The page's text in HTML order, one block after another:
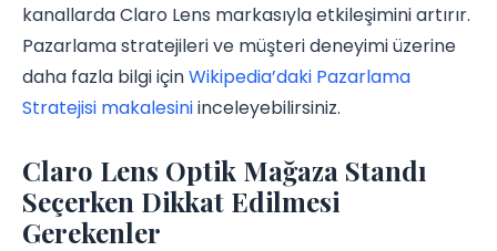
kanallarda Claro Lens markasıyla etkileşimini artırır.
Pazarlama stratejileri ve müşteri deneyimi üzerine
daha fazla bilgi içinWikipedia’daki Pazarlama
Stratejisi makalesiniinceleyebilirsiniz.
Claro Lens Optik Mağaza Standı
Seçerken Dikkat Edilmesi
Gerekenler